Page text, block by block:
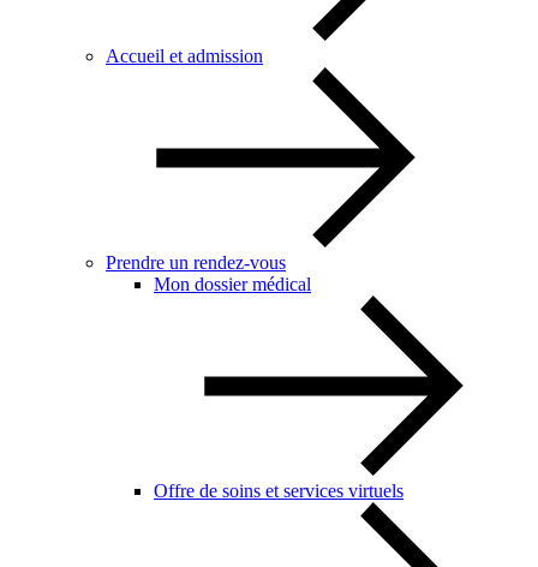
Accueil et admission
Prendre un rendez-vous
Mon dossier médical
Offre de soins et services virtuels